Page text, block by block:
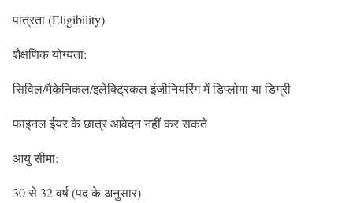
पात्रता (Eligibility)
शैक्षणिक योग्यता:
सिविल/मैकेनिकल/इलेक्ट्रिकल इंजीनियरिंग में डिप्लोमा या डिग्री
फाइनल ईयर के छात्र आवेदन नहीं कर सकते
आयु सीमा:
30 से 32 वर्ष (पद के अनुसार)